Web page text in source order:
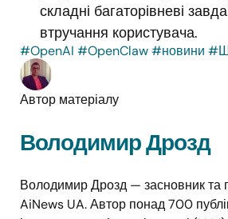
складні багаторівневі
втручання користувача.
#OpenAI #OpenClaw#новини
Автор матеріалу
Володимир Дрозд
Володимир Дрозд — засновник та
AiNews UA. Автор понад 700